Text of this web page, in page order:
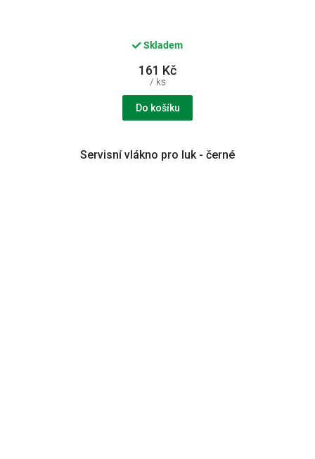
Skladem
161 Kč
/ ks
Do košíku
Servisní vlákno pro luk - černé